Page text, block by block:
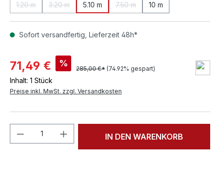
1.20 m 3.20 m 5.10 m 7.50 m 10 m
Sofort versandfertig, Lieferzeit 48h*
71,49 € %
285,00 €* (74.92% gespart)
Inhalt: 1 Stück
Preise inkl. MwSt. zzgl. Versandkosten
Produkt Anzahl: Gib denIN DEN WARENKORB